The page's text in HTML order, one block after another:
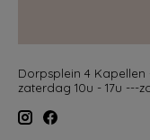
Dorpsplein 4
zaterdag 10u - 17u